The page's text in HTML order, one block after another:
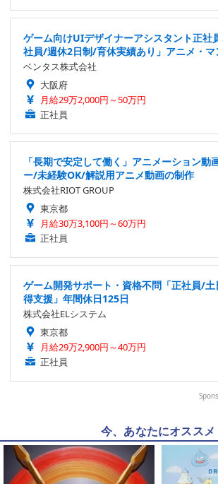
ゲーム向けUIデザイナーアシスタント正社
社員/週休2日制/育休実績あり」アニメ・マ
ベンタス株式会社
大阪府
月給29万2,000円～50万円
正社員
「長期で安定して働く」アニメーション動
ー/未経験OK/解説用アニメ動画の制作
株式会社RIOT GROUP
東京都
月給30万3,100円～60万円
正社員
ゲーム開発サポート・資格不問「正社員/
得支援」年間休日125日
株式会社ELシステム
東京都
月給29万2,900円～40万円
正社員
今、あなたにオススメ